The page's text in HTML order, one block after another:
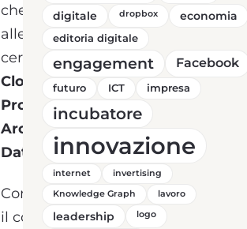
che prepara i partecipanti
alle seguenti
certificazioni:Associate
Cloud Engineer,
Professional Cloud
Architect
Data Engineer.
Come abbiamo già detto,
il corso Google Cloud Pro
digitale
dropbox economia
editoria digitale
engagement Facebook
futuro ICT impresa
incubatore
innovazione
internet
invertising
Knowledge Graph
lavoro
leadership logo